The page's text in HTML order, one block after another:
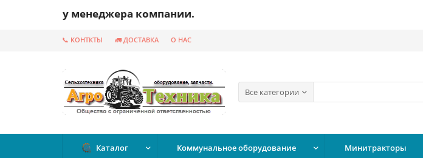
компании.
📞 КОНТКТЫ 🚛 ДОСТАВКА О НАС
Все категории
Каталог Коммунальное оборудование Минитракторы